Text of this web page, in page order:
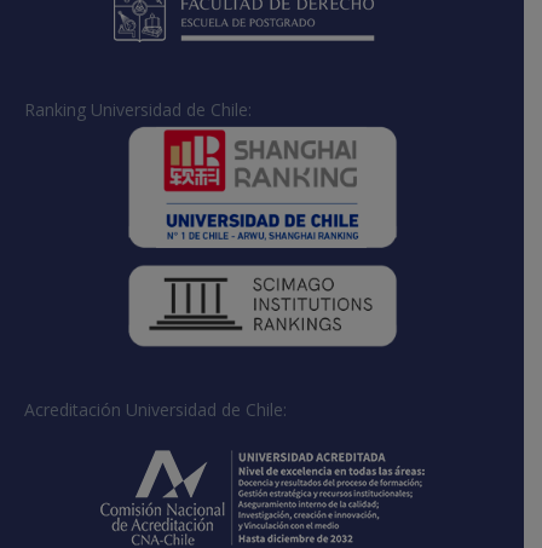
Ranking Universidad de Chile:
Acreditación Universidad de Chile: